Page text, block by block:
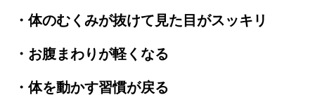
・体のむくみが抜けて見た目がスッキリ
・お腹まわりが軽くなる
・体を動かす習慣が戻る